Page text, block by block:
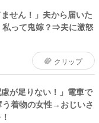
せん！」夫から届いた
私って鬼嫁？⇒夫に激怒
クリップ
慮が足りない！」電車で
着物の女性→おじいさ